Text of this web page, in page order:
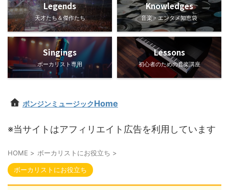
Legends
天才たち＆傑作たち
Knowledges
音楽・エンタメ知恵袋
Singings
ボーカリスト専用
Lessons
初心者のための音楽講座
ボンジンミュージックHome
※当サイトはアフィリエイト広告を利用しています
HOME > ボーカリストにお役立ち >
ボーカリストにお役立ち